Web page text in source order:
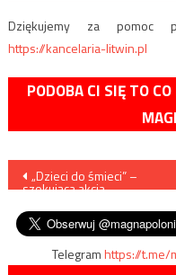
Dziękujemy za pomoc
https://kancelaria-litwin.pl
PODOBA CI SIĘ TO
Nawigacja
wpisu
„Dzieci do śmieci” –
szokująca akcja
Telegramhttps://t.me/